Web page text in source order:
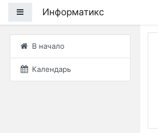
Боковая панель
Информатикс
В начало
Календарь